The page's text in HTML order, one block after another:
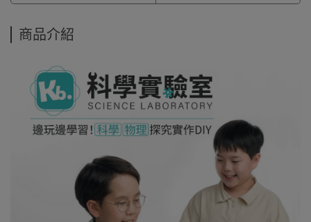
商品介紹